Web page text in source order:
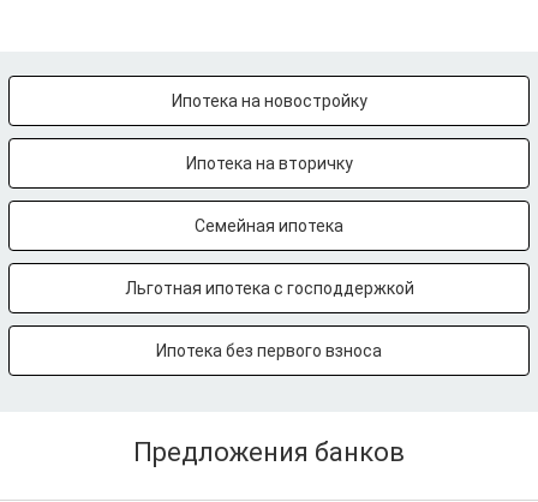
Ипотека на новостройку
Ипотека на вторичку
Семейная ипотека
Льготная ипотека с господдержкой
Ипотека без первого взноса
Предложения банков